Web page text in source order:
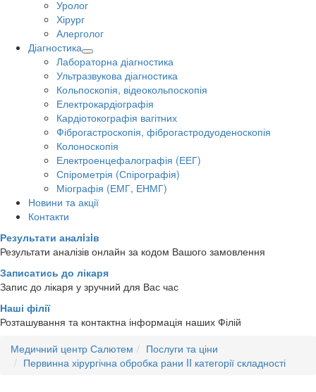
Уролог
Хірург
Алерголог
Діагностика
Лабораторна діагностика
Ультразвукова діагностика
Кольпоскопія, відеокольпоскопія
Електрокардіографія
Кардіотокографія вагітних
Фіброгастроскопія, фіброгастродуоденоскопія
Колоноскопія
Електроенцефалографія (ЕЕГ)
Спірометрія (Спірографія)
Міографія (ЕМГ, ЕНМГ)
Новини та акції
Контакти
Результати аналiзiв
Результати аналізів онлайн за кодом Вашого замовлення
Записатись до лікаря
Запис до лікаря у зручний для Вас час
Наші філії
Розташування та контактна інформація наших Філій
Медичний центр Салютем
Послуги та ціни
Первинна хірургічна обробка рани II категорії складності